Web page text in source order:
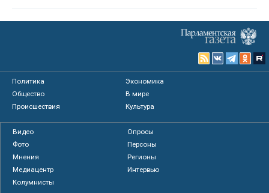
Политика
Экономика
Общество
В мире
Происшествия
Культура
Видео
Опросы
Фото
Персоны
Мнения
Регионы
Медиацентр
Интервью
Колумнисты